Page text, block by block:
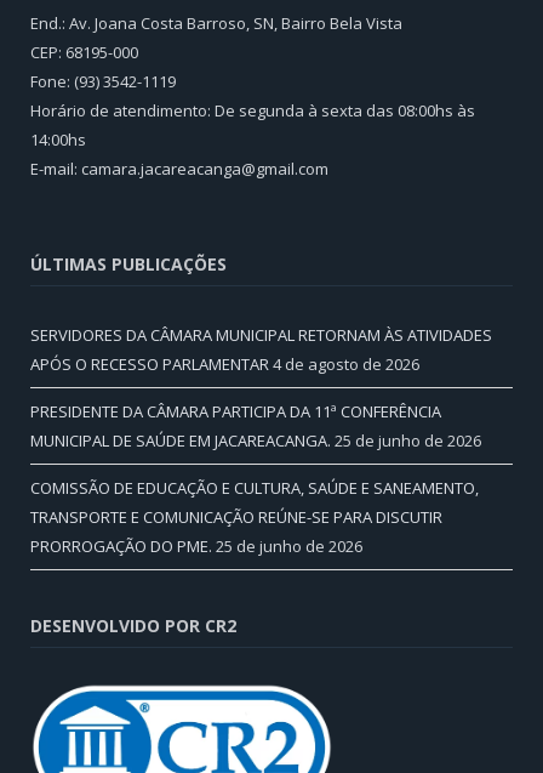
End.: Av. Joana Costa Barroso, SN, Bairro Bela Vista
CEP: 68195-000
Fone: (93) 3542-1119
Horário de atendimento: De segunda à sexta das 08:00hs às
14:00hs
E-mail: camara.jacareacanga@gmail.com
ÚLTIMAS PUBLICAÇÕES
SERVIDORES DA CÂMARA MUNICIPAL RETORNAM ÀS ATIVIDADES
APÓS O RECESSO PARLAMENTAR4 de agosto de 2026
PRESIDENTE DA CÂMARA PARTICIPA DA 11ª CONFERÊNCIA
MUNICIPAL DE SAÚDE EM JACAREACANGA. 25 de junho de 2026
COMISSÃO DE EDUCAÇÃO E CULTURA, SAÚDE E SANEAMENTO,
TRANSPORTE E COMUNICAÇÃO REÚNE-SE PARA DISCUTIR
PRORROGAÇÃO DO PME. 25 de junho de 2026
DESENVOLVIDO POR CR2